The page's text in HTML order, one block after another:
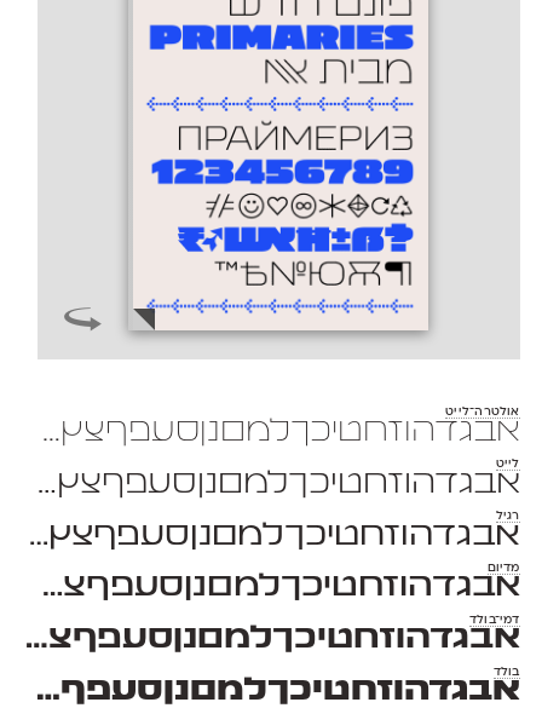
אולטרה־לייט
אבגדהוזחטיכךלמםנןסעפףצץקרשת 1234567890
לייט
אבגדהוזחטיכךלמםנןסעפףצץקרשת 1234567890
רגיל
אבגדהוזחטיכךלמםנןסעפףצץקרשת 1234567890
מדיום
אבגדהוזחטיכךלמםנןסעפףצץקרשת 1234567890
דמי־בולד
אבגדהוזחטיכךלמםנןסעפףצץקרשת 1234567890
בולד
אבגדהוזחטיכךלמםנןסעפףצץקרשת 1234567890